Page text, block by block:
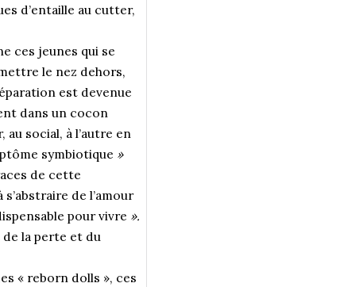
d’entaille au cutter,
ces jeunes qui se
le nez dehors,
est devenue
dans un cocon
social, à l’autre en
symbiotique »
de cette
de l’amour
pour vivre ».
la perte et du
« reborn dolls », ces